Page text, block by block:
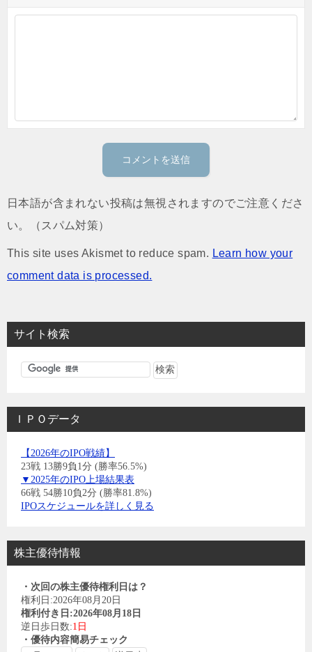
日本語が含まれない投稿は無視されますのでご注意くださ
い。（スパム対策）
This site uses Akismet to reduce spam. Learn how your
comment data is processed.
サイト検索
ＩＰＯデータ
【2026年のIPO戦績】
23戦 13勝9負1分 (勝率56.5%)
▼2025年のIPO上場結果表
66戦 54勝10負2分 (勝率81.8%)
IPOスケジュールを詳しく見る
株主優待情報
・次回の株主優待権利日は？
権利日:2026年08月20日
権利付き日:2026年08月18日
逆日歩日数:1日
・優待内容簡易チェック